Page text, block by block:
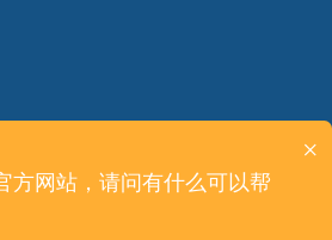
×
方网站，请问有什么可以帮